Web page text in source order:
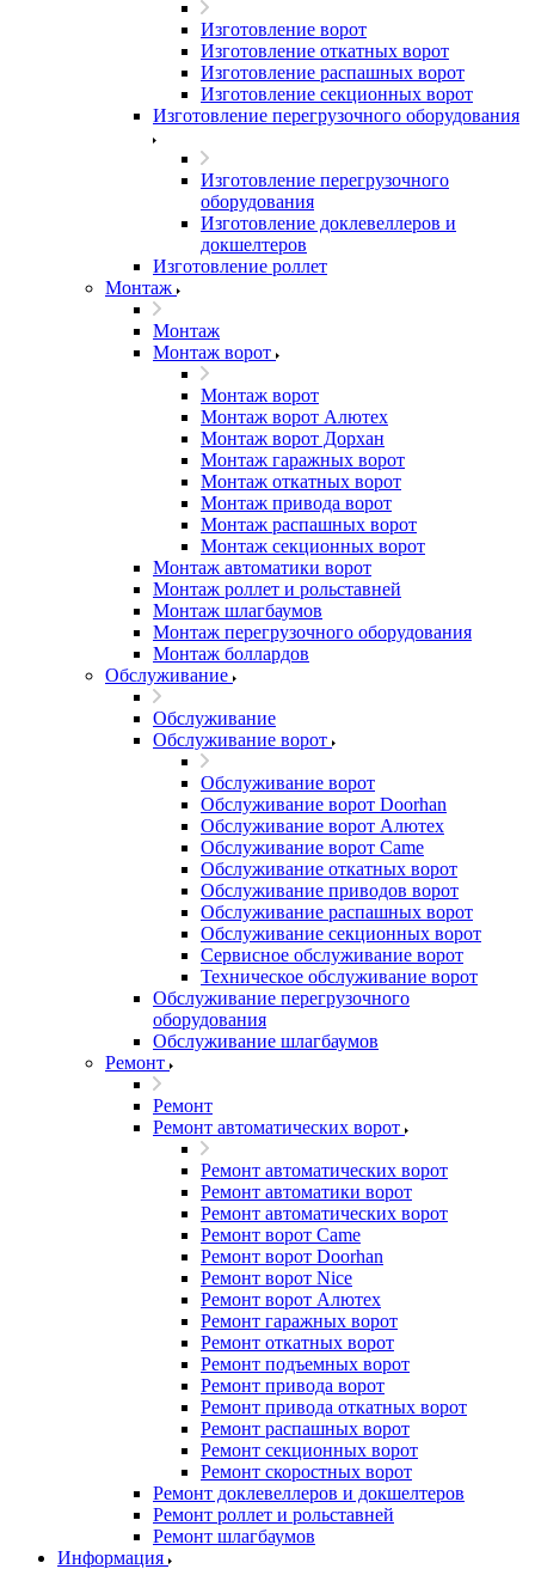
Изготовление ворот
Изготовление откатных ворот
Изготовление распашных ворот
Изготовление секционных ворот
Изготовление перегрузочного оборудования
Изготовление перегрузочного
оборудования
Изготовление доклевеллеров и
докшелтеров
Изготовление роллет
Монтаж
Монтаж
Монтаж ворот
Монтаж ворот
Монтаж ворот Алютех
Монтаж ворот Дорхан
Монтаж гаражных ворот
Монтаж откатных ворот
Монтаж привода ворот
Монтаж распашных ворот
Монтаж секционных ворот
Монтаж автоматики ворот
Монтаж роллет и рольставней
Монтаж шлагбаумов
Монтаж перегрузочного оборудования
Монтаж боллардов
Обслуживание
Обслуживание
Обслуживание ворот
Обслуживание ворот
Обслуживание ворот Doorhan
Обслуживание ворот Алютех
Обслуживание ворот Сame
Обслуживание откатных ворот
Обслуживание приводов ворот
Обслуживание распашных ворот
Обслуживание секционных ворот
Сервисное обслуживание ворот
Техническое обслуживание ворот
Обслуживание перегрузочного
оборудования
Обслуживание шлагбаумов
Ремонт
Ремонт
Ремонт автоматических ворот
Ремонт автоматических ворот
Ремонт автоматики ворот
Ремонт автоматических ворот
Ремонт ворот Came
Ремонт ворот Doorhan
Ремонт ворот Nice
Ремонт ворот Алютех
Ремонт гаражных ворот
Ремонт откатных ворот
Ремонт подъемных ворот
Ремонт привода ворот
Ремонт привода откатных ворот
Ремонт распашных ворот
Ремонт секционных ворот
Ремонт скоростных ворот
Ремонт доклевеллеров и докшелтеров
Ремонт роллет и рольставней
Ремонт шлагбаумов
Информация